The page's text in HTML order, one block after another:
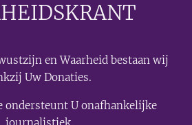
en Waarheid bestaan wij
Uw Donaties.
ondersteunt U onafhankelijke